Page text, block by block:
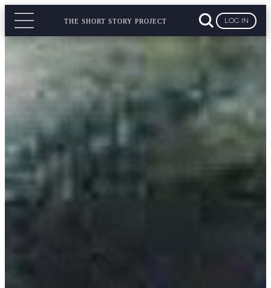
THE SHORT STORY PROJECT LOG IN